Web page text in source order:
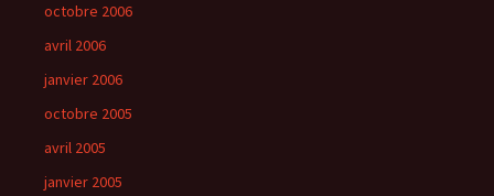
octobre 2006
avril 2006
janvier 2006
octobre 2005
avril 2005
janvier 2005